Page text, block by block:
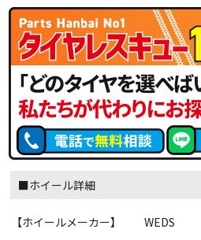
■ホイール詳細
【ホイールメーカー】
WEDS